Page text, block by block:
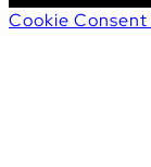
Cookie